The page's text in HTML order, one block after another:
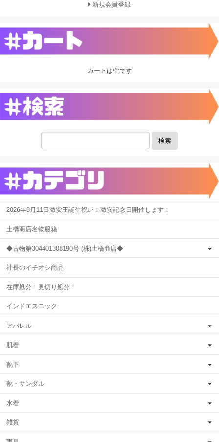
新規会員登録
カートは空です
検索
2026年8月11日激安王誕生祝い！激安記念日開催します！
土橋商店名物服箱
◆古物第304401308190号 (株)土橋商店◆
社長のイチオシ商品
在庫処分！見切り処分！
インドエスニック
アパレル
肌着
靴下
靴・サンダル
水着
雑貨